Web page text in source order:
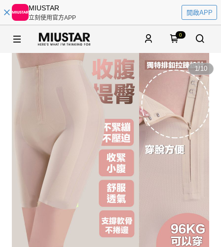
MIUSTAR
立刻使用官方APP
開啟APP
0
1/10